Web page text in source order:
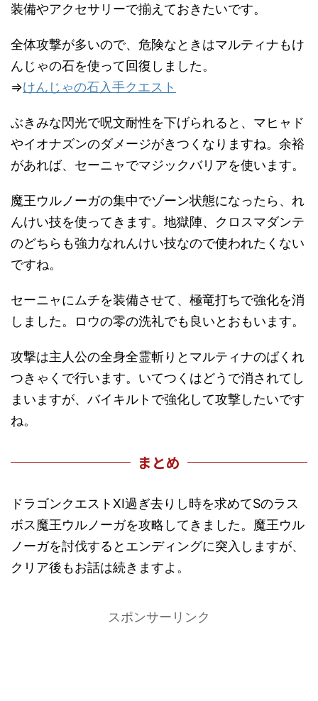
装備やアクセサリーで揃えておきたいです。
全体攻撃が多いので、危険なときはマルティナもけ
んじゃの石を使って回復しました。
⇒けんじゃの石入手クエスト
ぶきみな閃光で呪文耐性を下げられると、マヒャド
やイオナズンのダメージがきつくなりますね。余裕
があれば、セーニャでマジックバリアを使います。
魔王ウルノーガの集中でゾーン状態になったら、れ
んけい技を使ってきます。地獄陣、クロスマダンテ
のどちらも強力なれんけい技なので使われたくない
ですね。
セーニャにムチを装備させて、極竜打ちで強化を消
しました。ロウの零の洗礼でも良いとおもいます。
攻撃は主人公の全身全霊斬りとマルティナのばくれ
つきゃくで行います。いてつくはどうで消されてし
まいますが、バイキルトで強化して攻撃したいです
ね。
まとめ
ドラゴンクエストXI過ぎ去りし時を求めてSのラス
ボス魔王ウルノーガを攻略してきました。魔王ウル
ノーガを討伐するとエンディングに突入しますが、
クリア後もお話は続きますよ。
スポンサーリンク